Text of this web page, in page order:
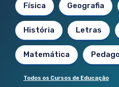
Física Geografia
História Letras
Matemática
Todos os Cursos de Educação